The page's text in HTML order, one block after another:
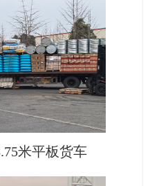
米平板货车